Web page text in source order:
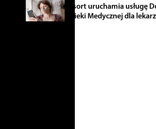
Resort uruchamia usługę
Opieki Medycznej dla